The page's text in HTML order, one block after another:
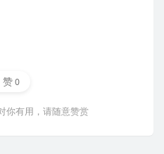
赞0
你有用，请随意赞赏